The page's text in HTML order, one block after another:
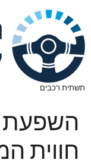
תשתית רכבים
השפעת
חווית